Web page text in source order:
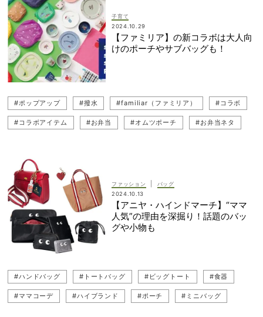
子育て
2024.10.29
【ファミリア】の新コラボは大人向
けのポーチやサブバッグも！
#ポップアップ #撥水 #familiar（ファミリア） #コラボ
#コラボアイテム #お弁当 #オムツポーチ #お弁当ネタ
#ポップアップストア
ファッション
バッグ
2024.10.13
【アニヤ・ハインドマーチ】“ママ
人気”の理由を深掘り！話題のバッ
グや小物も
#ハンドバッグ #トートバッグ #ビッグトート #食器
#ママコーデ #ハイブランド #ポーチ #ミニバッグ